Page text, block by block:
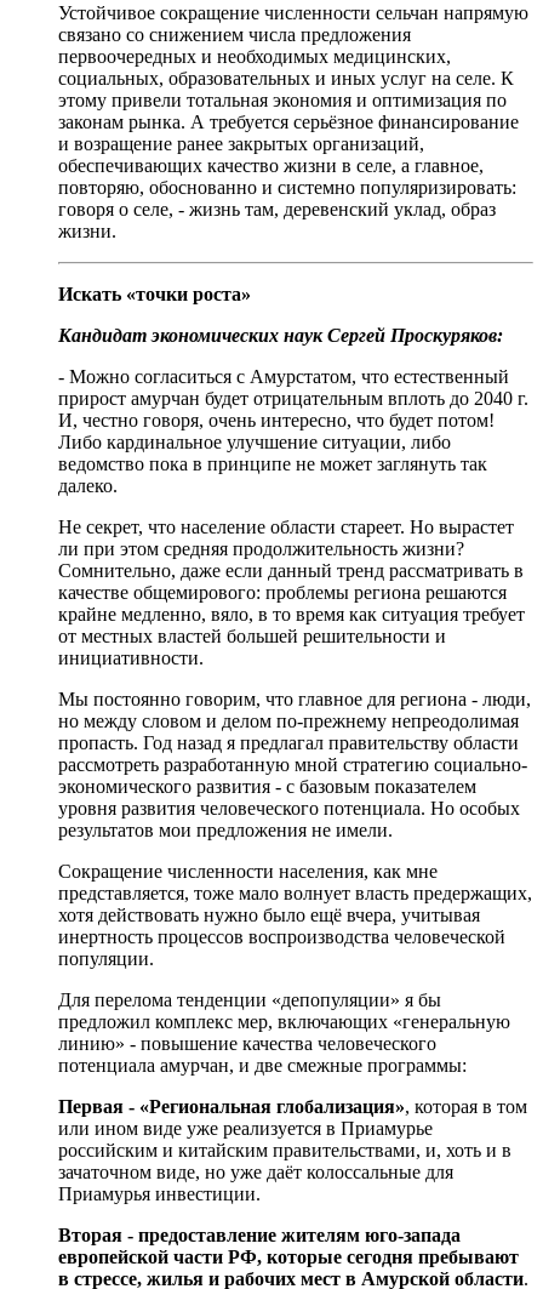
Устойчивое сокращение численности сельчан напрямую
связано со снижением числа предложения
первоочередных и необходимых медицинских,
социальных, образовательных и иных услуг на селе. К
этому привели тотальная экономия и оптимизация по
законам рынка. А требуется серьёзное финансирование
и возращение ранее закрытых организаций,
обеспечивающих качество жизни в селе, а главное,
повторяю, обоснованно и системно популяризировать:
говоря о селе, - жизнь там, деревенский уклад, образ
жизни.
Искать «точки роста»
Кандидат экономических наук Сергей Проскуряков:
- Можно согласиться с Амурстатом, что естественный
прирост амурчан будет отрицательным вплоть до 2040 г.
И, честно говоря, очень интересно, что будет потом!
Либо кардинальное улучшение ситуации, либо
ведомство пока в принципе не может заглянуть так
далеко.
Не секрет, что население области стареет. Но вырастет
ли при этом средняя продолжительность жизни?
Сомнительно, даже если данный тренд рассматривать в
качестве общемирового: проблемы региона решаются
крайне медленно, вяло, в то время как ситуация требует
от местных властей большей решительности и
инициативности.
Мы постоянно говорим, что главное для региона - люди,
но между словом и делом по-прежнему непреодолимая
пропасть. Год назад я предлагал правительству области
рассмотреть разработанную мной стратегию социально-
экономического развития - с базовым показателем
уровня развития человеческого потенциала. Но особых
результатов мои предложения не имели.
Сокращение численности населения, как мне
представляется, тоже мало волнует власть предержащих,
хотя действовать нужно было ещё вчера, учитывая
инертность процессов воспроизводства человеческой
популяции.
Для перелома тенденции «депопуляции» я бы
предложил комплекс мер, включающих «генеральную
линию» - повышение качества человеческого
потенциала амурчан, и две смежные программы:
Первая - «Региональная глобализация», которая в том
или ином виде уже реализуется в Приамурье
российским и китайским правительствами, и, хоть и в
зачаточном виде, но уже даёт колоссальные для
Приамурья инвестиции.
Вторая - предоставление жителям юго-запада
европейской части РФ, которые сегодня пребывают
в стрессе, жилья и рабочих мест в Амурской области.